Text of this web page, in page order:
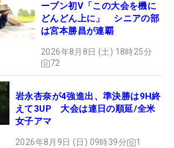
ープン初V「この大会を機に
どんどん上に」 シニアの部
は宮本勝昌が連覇
2026年8月8日 (土) 18時25分
72
岩永杏奈が4強進出、準決勝は9H終
えて3UP 大会は連日の順延/全米
女子アマ
2026年8月9日 (日) 09時39分 1